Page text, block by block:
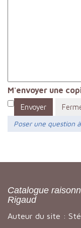
M'envoyer une
Envoyer
Poser une question
Catalogue
Rigaud
Auteur du site :